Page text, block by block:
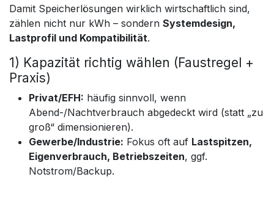
Damit Speicherlösungen wirklich wirtschaftlich sind,
zählen nicht nur kWh – sondern Systemdesign,
Lastprofil und Kompatibilität.
1) Kapazität richtig wählen (Faustregel +
Praxis)
Privat/EFH: häufig sinnvoll, wenn
Abend-/Nachtverbrauch abgedeckt wird (statt „zu
groß“ dimensionieren).
Gewerbe/Industrie: Fokus oft auf Lastspitzen,
Eigenverbrauch, Betriebszeiten, ggf.
Notstrom/Backup.